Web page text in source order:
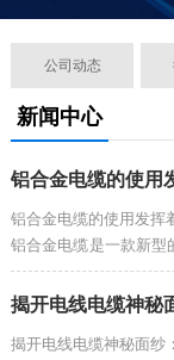
公司动态
新闻中心
铝合金电缆的使用
铝合金电缆的使用发挥
铝合金电缆是一款新型
该产品在使用的时候安
揭开电线电缆神秘
揭开电线电缆神秘面纱